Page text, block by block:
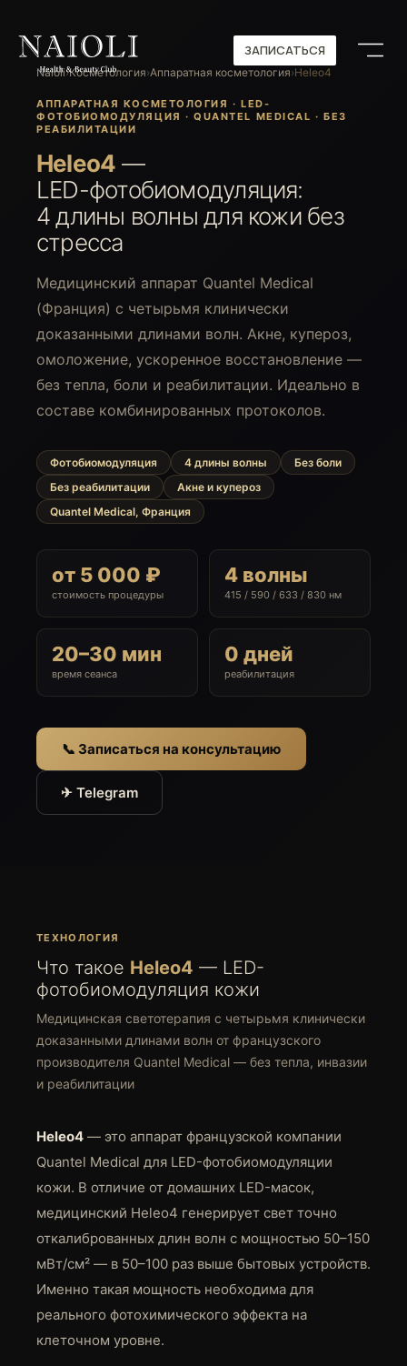
ЗАПИСАТЬСЯ
ЗАПИСАТЬСЯ
Naioli›Косметология›Аппаратная косметология›Heleo4
АППАРАТНАЯ КОСМЕТОЛОГИЯ · LED-
ФОТОБИОМОДУЛЯЦИЯ · QUANTEL MEDICAL · БЕЗ
РЕАБИЛИТАЦИИ
Heleo4 —
LED-фотобиомодуляция:
4 длины волны для кожи без
стресса
Медицинский аппарат Quantel Medical
(Франция) с четырьмя клинически
доказанными длинами волн. Акне, купероз,
омоложение, ускоренное восстановление —
без тепла, боли и реабилитации. Идеально в
составе комбинированных протоколов.
Фотобиомодуляция 4 длины волны
Без боли
Без реабилитации
Акне и купероз
Quantel Medical, Франция
от 5 000 ₽
стоимость процедуры
4 волны
415 / 590 / 633 / 830 нм
20–30 мин
время сеанса
0 дней
реабилитация
📞 Записаться на консультацию
✈ Telegram
ТЕХНОЛОГИЯ
Что такое Heleo4 — LED-
фотобиомодуляция кожи
Медицинская светотерапия с четырьмя клинически
доказанными длинами волн от французского
производителя Quantel Medical — без тепла, инвазии
и реабилитации
Heleo4 — это аппарат французской компании
Quantel Medical для LED-фотобиомодуляции
кожи. В отличие от домашних LED-масок,
медицинский Heleo4 генерирует свет точно
откалиброванных длин волн с мощностью 50–150
мВт/см² — в 50–100 раз выше бытовых устройств.
Именно такая мощность необходима для
реального фотохимического эффекта на
клеточном уровне.